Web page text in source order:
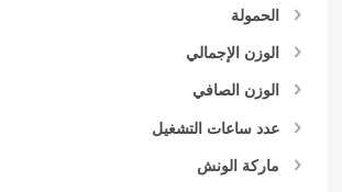
الحمولة
الوزن الإجمالي
الوزن الصافي
عدد ساعات التشغيل
ماركة الونش